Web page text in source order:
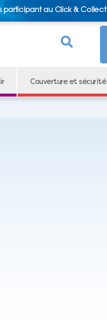
participant au Click & Collect
Couverture et sécurité